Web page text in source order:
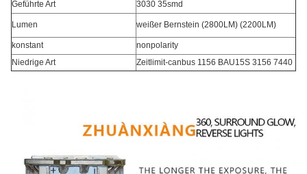
Geführte Art 3030 35smd
Lumen weißer Bernstein (2800LM) (2200LM)
konstant
nonpolarity
Niedrige Art
Zeitlimit-canbus 1156 BAU15S 3156 7440